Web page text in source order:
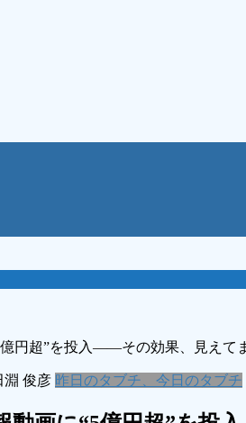
億円超”を投入――その効果、見えて
淵 俊彦 昨日のタブチ、今日のタブチ